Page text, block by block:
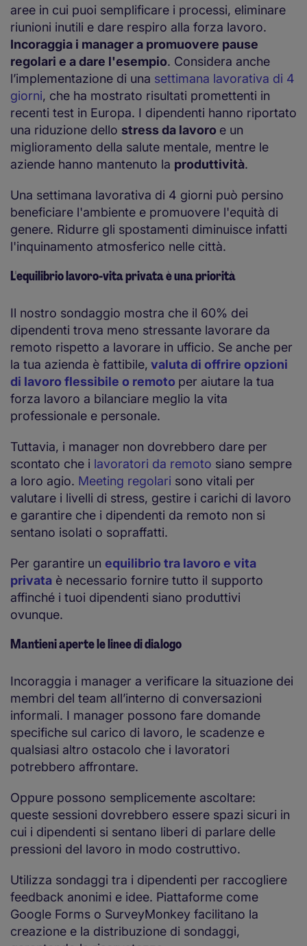
aree in cui puoi semplificare i processi, eliminare
riunioni inutili e dare respiro alla forza lavoro.
Incoraggia i manager a promuovere pause
regolari e a dare l'esempio. Considera anche
l’implementazione di una settimana lavorativa di 4
giorni, che ha mostrato risultati promettenti in
recenti test in Europa. I dipendenti hanno riportato
una riduzione dello stress da lavoro e un
miglioramento della salute mentale, mentre le
aziende hanno mantenuto la produttività.
Una settimana lavorativa di 4 giorni può persino
beneficiare l'ambiente e promuovere l'equità di
genere. Ridurre gli spostamenti diminuisce infatti
l'inquinamento atmosferico nelle città.
L'equilibrio lavoro-vita privata è una priorità
Il nostro sondaggio mostra che il 60% dei
dipendenti trova meno stressante lavorare da
remoto rispetto a lavorare in ufficio. Se anche per
la tua azienda è fattibile, valuta di offrire opzioni
di lavoro flessibile o remoto per aiutare la tua
forza lavoro a bilanciare meglio la vita
professionale e personale.
Tuttavia, i manager non dovrebbero dare per
scontato che i lavoratori da remoto siano sempre
a loro agio. Meeting regolari sono vitali per
valutare i livelli di stress, gestire i carichi di lavoro
e garantire che i dipendenti da remoto non si
sentano isolati o sopraffatti.
Per garantire un equilibrio tra lavoro e vita
privata è necessario fornire tutto il supporto
affinché i tuoi dipendenti siano produttivi
ovunque.
Mantieni aperte le linee di dialogo
Incoraggia i manager a verificare la situazione dei
membri del team all’interno di conversazioni
informali. I manager possono fare domande
specifiche sul carico di lavoro, le scadenze e
qualsiasi altro ostacolo che i lavoratori
potrebbero affrontare.
Oppure possono semplicemente ascoltare:
queste sessioni dovrebbero essere spazi sicuri in
cui i dipendenti si sentano liberi di parlare delle
pressioni del lavoro in modo costruttivo.
Utilizza sondaggi tra i dipendenti per raccogliere
feedback anonimi e idee. Piattaforme come
Google Forms o SurveyMonkey facilitano la
creazione e la distribuzione di sondaggi,